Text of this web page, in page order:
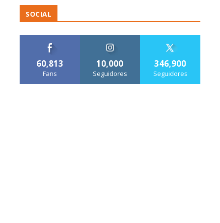
SOCIAL
60,813
Fans
10,000
Seguidores
346,900
Seguidores